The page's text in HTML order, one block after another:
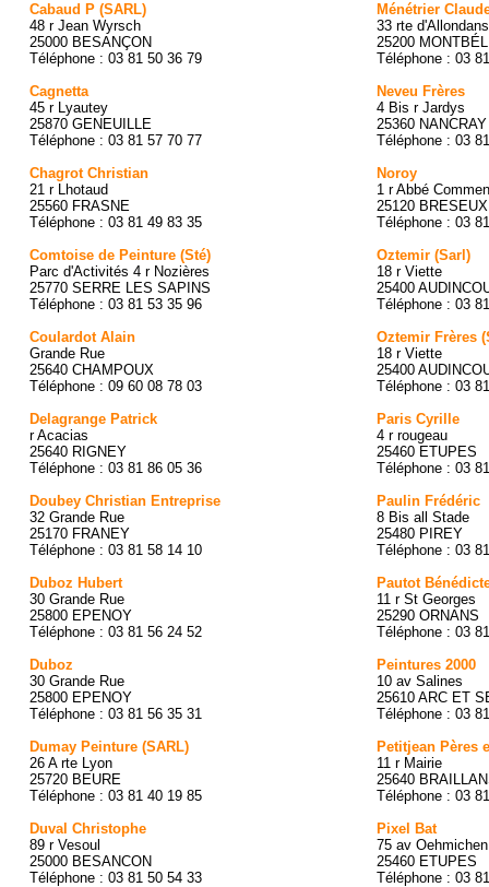
Cabaud P (SARL)
48 r Jean Wyrsch
25000 BESANÇON
Téléphone : 03 81 50 36 79
Cagnetta
45 r Lyautey
25870 GENEUILLE
Téléphone : 03 81 57 70 77
Chagrot Christian
21 r Lhotaud
25560 FRASNE
Téléphone : 03 81 49 83 35
Comtoise de Peinture (Sté)
Parc d'Activités 4 r Nozières
25770 SERRE LES SAPINS
Téléphone : 03 81 53 35 96
Coulardot Alain
Grande Rue
25640 CHAMPOUX
Téléphone : 09 60 08 78 03
Delagrange Patrick
r Acacias
25640 RIGNEY
Téléphone : 03 81 86 05 36
Doubey Christian Entreprise
32 Grande Rue
25170 FRANEY
Téléphone : 03 81 58 14 10
Duboz Hubert
30 Grande Rue
25800 EPENOY
Téléphone : 03 81 56 24 52
Duboz
30 Grande Rue
25800 EPENOY
Téléphone : 03 81 56 35 31
Dumay Peinture (SARL)
26 A rte Lyon
25720 BEURE
Téléphone : 03 81 40 19 85
Duval Christophe
89 r Vesoul
25000 BESANCON
Téléphone : 03 81 50 54 33
Ménétrier
33 rte d'Allondans
25200
Téléphone : 03
Neveu Frères
4 Bis r Jardys
25360 NANCRAY
Téléphone : 03
Noroy
1 r Abbé
25120
Téléphone : 03
Oztemir (Sarl)
18 r Viette
25400
Téléphone : 03
Oztemir Frères
18 r Viette
25400
Téléphone : 03
Paris Cyrille
4 r rougeau
25460 ETUPES
Téléphone : 03
Paulin Frédéric
8 Bis all Stade
25480 PIREY
Téléphone : 03
Pautot
11 r St Georges
25290 ORNANS
Téléphone : 03
Peintures 2000
10 av Salines
25610 ARC ET
Téléphone : 03
Petitjean Pères
11 r Mairie
25640
Téléphone : 03
Pixel Bat
75 av Oehmichen
25460 ETUPES
Téléphone : 03